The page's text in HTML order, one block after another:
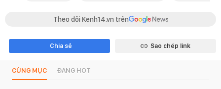
Theo dõi Kenh14.vn trên
Chia sẻ Sao chép link
CÙNG MỤC ĐANG HOT